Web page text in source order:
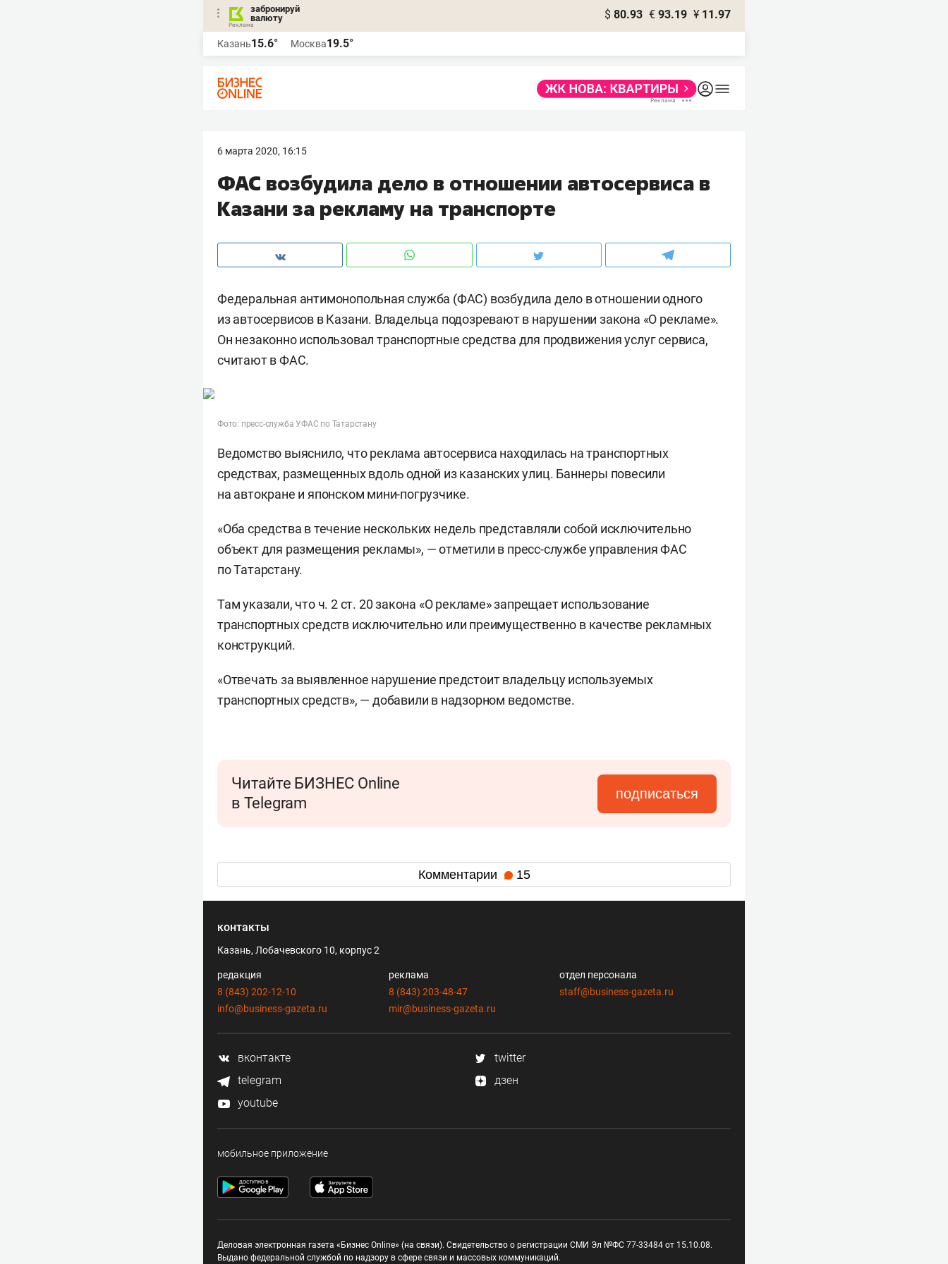
забронируй
валюту
$ 80.93 € 93.19 ¥ 11.97
Казань15.6° Москва19.5°
6 марта 2020, 16:15
​ФАС возбудила дело в отношении автосервиса в
Казани за рекламу на транспорте
Федеральная антимонопольная служба (ФАС) возбудила дело в отношении одного
из автосервисов в Казани. Владельца подозревают в нарушении закона «О рекламе».
Он незаконно использовал транспортные средства для продвижения услуг сервиса,
считают в ФАС.
Фото: пресс-служба УФАС по Татарстану
Ведомство выяснило, что реклама автосервиса находилась на транспортных
средствах, размещенных вдоль одной из казанских улиц. Баннеры повесили
на автокране и японском мини-погрузчике.
«Оба средства в течение нескольких недель представляли собой исключительно
объект для размещения рекламы», — отметили в пресс-службе управления ФАС
по Татарстану.
Там указали, что ч. 2 ст. 20 закона «О рекламе» запрещает использование
транспортных средств исключительно или преимущественно в качестве рекламных
конструкций.
«Отвечать за выявленное нарушение предстоит владельцу используемых
транспортных средств», — добавили в надзорном ведомстве.
Читайте БИЗНЕС Online
в Telegram
подписаться
Комментарии 15
контакты
Казань, Лобачевского 10, корпус 2
редакция
8 (843) 202-12-10
info@business-gazeta.ru
реклама
8 (843) 203-48-47
mir@business-gazeta.ru
отдел персонала
staff@business-gazeta.ru
вконтакте
twitter
telegram
дзен
youtube
мобильное приложение
Деловая электронная газета «Бизнес Online» (на связи). Свидетельство о регистрации СМИ Эл №ФС 77-33484 от 15.10.08.
Выдано федеральной службой по надзору в сфере связи и массовых коммуникаций.